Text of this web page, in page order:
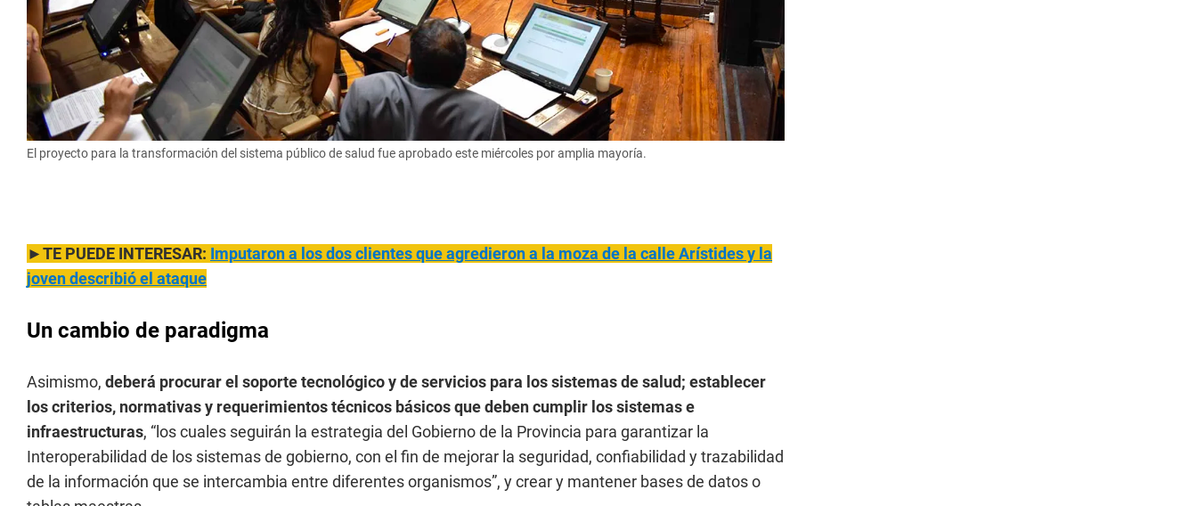
El proyecto para la transformación del sistema público de salud fue aprobado este miércoles por amplia mayoría.
►TE PUEDE INTERESAR: Imputaron a los dos clientes que agredieron a la moza de la calle Arístides y la
joven describió el ataque
Un cambio de paradigma
Asimismo, deberá procurar el soporte tecnológico y de servicios para los sistemas de salud; establecer
los criterios, normativas y requerimientos técnicos básicos que deben cumplir los sistemas e
infraestructuras, “los cuales seguirán la estrategia del Gobierno de la Provincia para garantizar la
Interoperabilidad de los sistemas de gobierno, con el fin de mejorar la seguridad, confiabilidad y trazabilidad
de la información que se intercambia entre diferentes organismos”, y crear y mantener bases de datos o